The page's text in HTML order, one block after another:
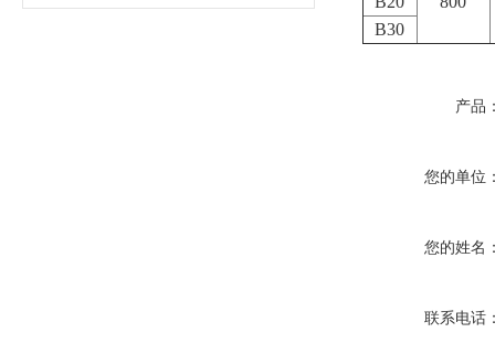
B30
产品
您的单位
您的姓名
联系电话